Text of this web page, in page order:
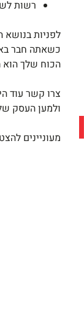
רשות
לפניות בנושא
כשאתה חבר
הכוח שלך הוא
צרו קשר עוד
ולמען העסק
מעוניינים